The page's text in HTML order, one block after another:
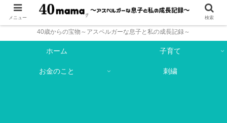
40歳からの宝物～アスペルガーな息子と私の成長記録～
ホーム 子育て
お金のこと 刺繍
メニュー 検索